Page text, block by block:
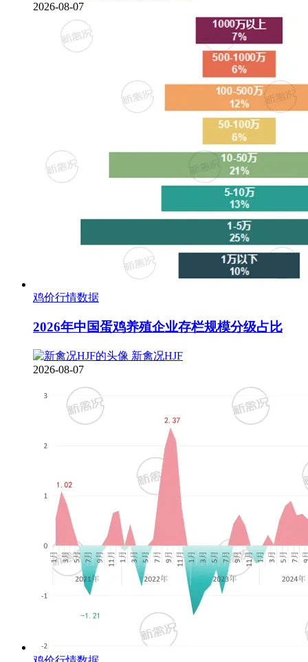
2026-08-07
鸡价行情数据
2026年中国蛋鸡养殖企业存栏规模分级占比
新禽况HJF
2026-08-07